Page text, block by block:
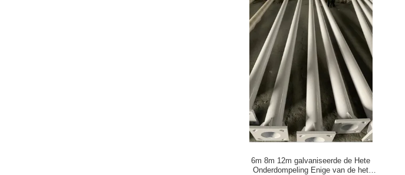
6m 8m 12m galvaniseerde de Hete
Onderdompeling Enige van de het